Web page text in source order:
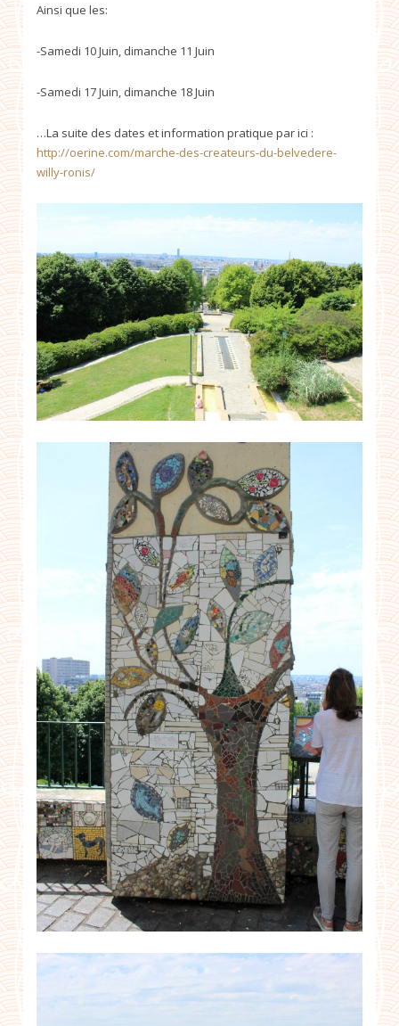
Ainsi que les:
-Samedi 10 Juin, dimanche 11 Juin
-Samedi 17 Juin, dimanche 18 Juin
…La suite des dates et information pratique par ici :
http://oerine.com/marche-des-createurs-du-belvedere-
willy-ronis/